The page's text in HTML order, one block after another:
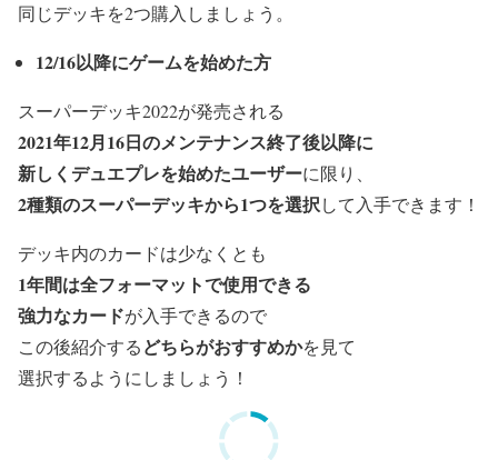
同じデッキを2つ購入しましょう。
12/16以降にゲームを始めた方
スーパーデッキ2022が発売される
2021年12月16日のメンテナンス終了後以降に
新しくデュエプレを始めたユーザーに限り
2種類のスーパーデッキから1つを選択して入手できます！
デッキ内のカードは少なくとも
1年間は全フォーマットで使用できる
強力なカードが入手できるので
この後紹介するどちらがおすすめかを見て
選択するようにしましょう！